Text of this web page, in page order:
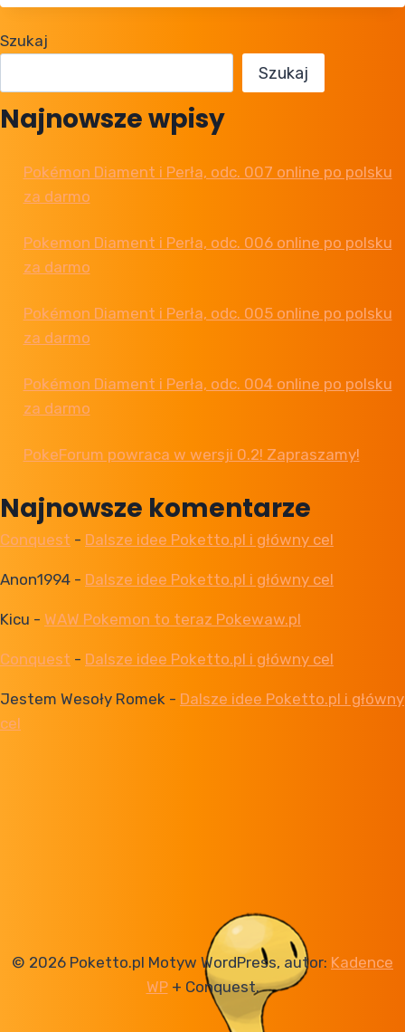
2
Szukaj
Szukaj
Najnowsze wpisy
Pokémon Diament i Perła, odc. 007 online po polsku
za darmo
Pokemon Diament i Perła, odc. 006 online po polsku
za darmo
Pokémon Diament i Perła, odc. 005 online po polsku
za darmo
Pokémon Diament i Perła, odc. 004 online po polsku
za darmo
PokeForum powraca w wersji 0.2! Zapraszamy!
Najnowsze komentarze
Conquest - Dalsze idee Poketto.pl i główny cel
Anon1994 - Dalsze idee Poketto.pl i główny cel
Kicu - WAW Pokemon to teraz Pokewaw.pl
Conquest - Dalsze idee Poketto.pl i główny cel
Jestem Wesoły Romek - Dalsze idee Poketto.pl i główny
cel
© 2026 Poketto.pl Motyw WordPress, autor: Kadence
WP+ Conquest.